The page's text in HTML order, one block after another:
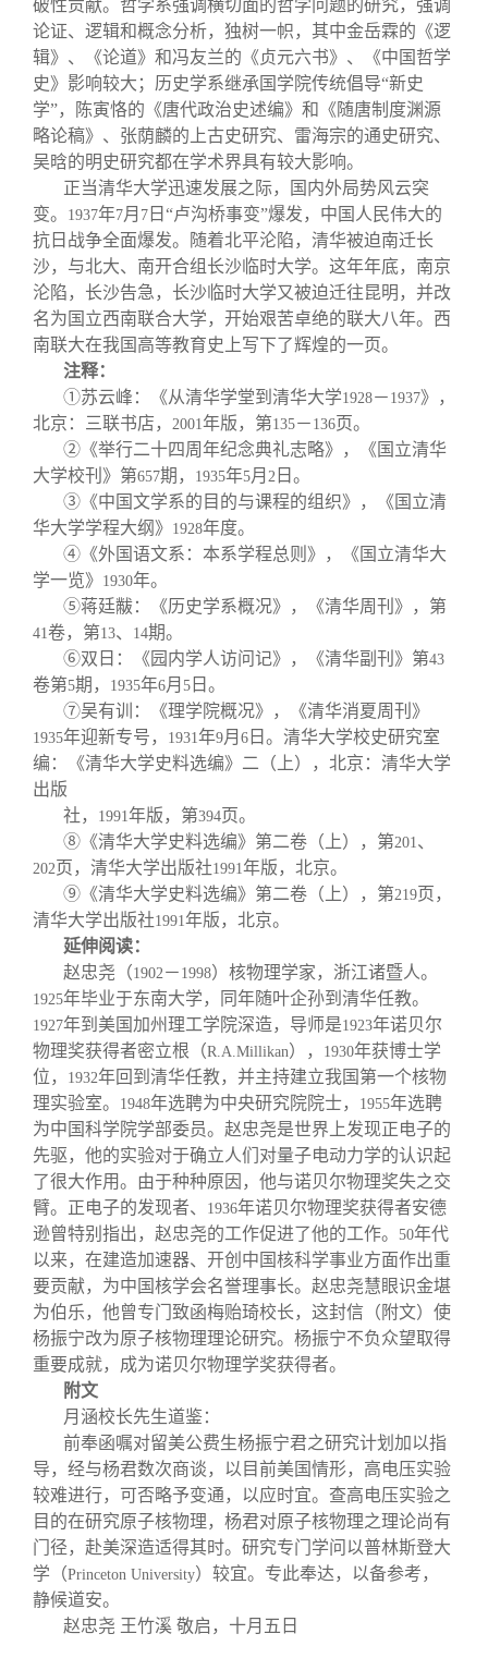
破性贡献。哲学系强调横切面的哲学问题的研究，强调
论证、逻辑和概念分析，独树一帜，其中金岳霖的《逻
辑》、《论道》和冯友兰的《贞元六书》、《中国哲学
史》影响较大；历史学系继承国学院传统倡导“新史
学”，陈寅恪的《唐代政治史述编》和《随唐制度渊源
略论稿》、张荫麟的上古史研究、雷海宗的通史研究、
吴晗的明史研究都在学术界具有较大影响。
正当清华大学迅速发展之际，国内外局势风云突
变。
1937年7月 7 日“卢沟桥事变”爆发，中国人民伟大的
抗日战争全面爆发。随着北平沦陷，清华被迫南迁长
沙，与北大、南开合组长沙临时大学。这年年底，南京
沦陷，长沙告急，长沙临时大学又被迫迁往昆明，并改
名为国立西南联合大学，开始艰苦卓绝的联大八年。西
南联大在我国高等教育史上写下了辉煌的一页。
注释：
①苏云峰：《从清华学堂到清华大学1928－ 1937》，
北京：三联书店， 2001年版，第135－ 136页。
②《举行二十四周年纪念典礼志略》，《国立清华
大学校刊》第657期， 1935年5月 2 日。
③《中国文学系的目的与课程的组织》，《国立清
华大学学程大纲》 1928年度。
④《外国语文系：本系学程总则》，《国立清华大
学一览》 1930年。
⑤蒋廷黻：《历史学系概况》，《清华周刊》，第
41卷，第13、 14期。
⑥双日：《园内学人访问记》，《清华副刊》第43
卷第5期， 1935年6月 5 日。
⑦吴有训：《理学院概况》，《清华消夏周刊》
1935年迎新专号， 1931年9月 6 日。清华大学校史研究室
编：《清华大学史料选编》二（上），北京：清华大学
出版
社，
1991年版，第394页。
⑧《清华大学史料选编》第二卷（上），第201、
202页，清华大学出版社1991年版，北京。
⑨《清华大学史料选编》第二卷（上），第219页，
清华大学出版社1991年版，北京。
延伸阅读：
赵忠尧（1902－ 1998）核物理学家，浙江诸暨人。
1925年毕业于东南大学，同年随叶企孙到清华任教。
1927年到美国加州理工学院深造，导师是1923年诺贝尔
物理奖获得者密立根（R.A.Millikan）， 1930年获博士学
位，
1932年回到清华任教，并主持建立我国第一个核物
理实验室。
1948年选聘为中央研究院院士， 1955年选聘
为中国科学院学部委员。赵忠尧是世界上发现正电子的
先驱，他的实验对于确立人们对量子电动力学的认识起
了很大作用。由于种种原因，他与诺贝尔物理奖失之交
臂。正电子的发现者、
1936年诺贝尔物理奖获得者安德
逊曾特别指出，赵忠尧的工作促进了他的工作。 50年代
以来，在建造加速器、开创中国核科学事业方面作出重
要贡献，为中国核学会名誉理事长。赵忠尧慧眼识金堪
为伯乐，他曾专门致函梅贻琦校长，这封信（附文）使
杨振宁改为原子核物理理论研究。杨振宁不负众望取得
重要成就，成为诺贝尔物理学奖获得者。
附文
月涵校长先生道鉴：
前奉函嘱对留美公费生杨振宁君之研究计划加以指
导，经与杨君数次商谈，以目前美国情形，高电压实验
较难进行，可否略予变通，以应时宜。查高电压实验之
目的在研究原子核物理，杨君对原子核物理之理论尚有
门径，赴美深造适得其时。研究专门学问以普林斯登大
学（Princeton University）较宜。专此奉达，以备参考，
静候道安。
赵忠尧 王竹溪 敬启，十月五日